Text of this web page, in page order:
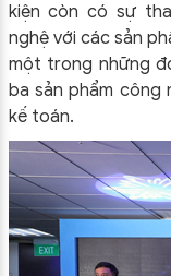
kiện còn có sự
nghệ với các sản
một trong những
ba sản phẩm công
kế toán.